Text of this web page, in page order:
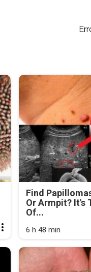
Find
Or Armpit? It's
Of...
6 h 48 min